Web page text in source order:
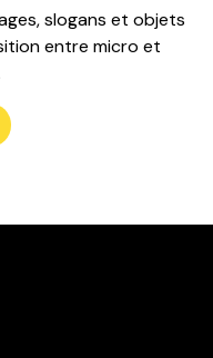
slogans et objets
entre micro et